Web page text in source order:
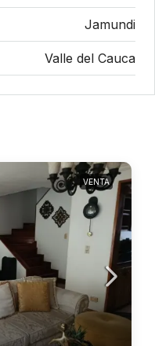
Jamundi
Valle del Cauca
VENTA